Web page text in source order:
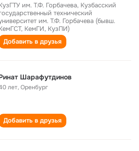
им. Т.Ф. Горбачева, Кузбасский
технический
им. Т.Ф. Горбачева (бывш.
КемГИ, КузПИ)
Добавить в друзья
Шарафутдинов
лет,Оренбург
Добавить в друзья